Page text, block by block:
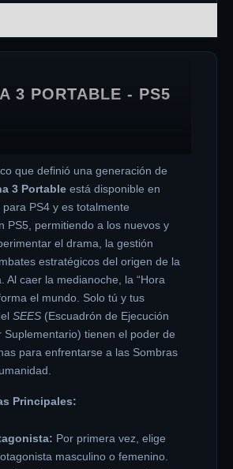
3 PORTABLE - PS5
que definió una generación de
3 Portable está disponible en
PS4 y es totalmente
PS5, permitiendo a los nuevos y
el drama, la gestión
estratégicos del origen de la
Al caer la medianoche, la “Hora
el mundo. Solo tú y tus
SEES (Escuadrón de Ejecución
Suplementario) tienen el poder de
para enfrentarse a las Sombras
Principales:
Por primera vez, elige
masculino o femenino.